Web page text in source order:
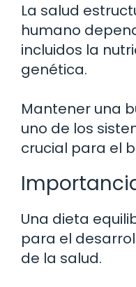
La salud
humano
incluidos la
genética.
Mantener una
uno de los
crucial para el
Una dieta
para el
de la salud.